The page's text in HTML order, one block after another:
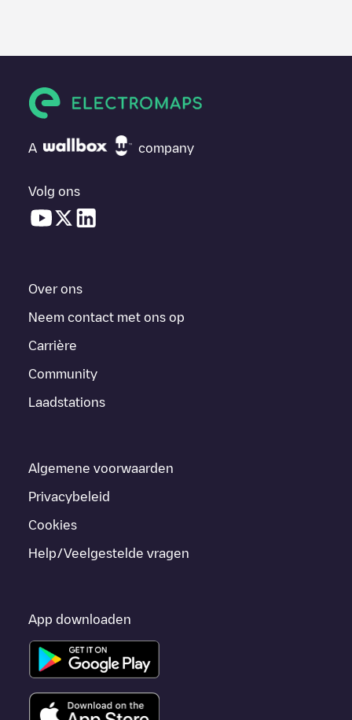
A company
Volg ons
Over ons
Neem contact met ons op
Carrière
Community
Laadstations
Algemene voorwaarden
Privacybeleid
Cookies
Help/Veelgestelde vragen
App downloaden